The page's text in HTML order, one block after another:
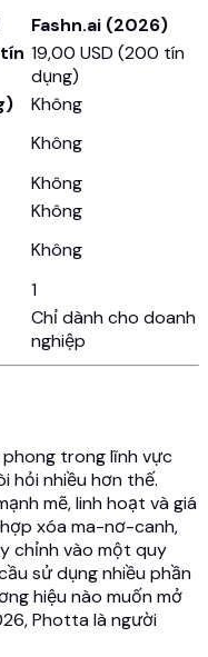
Fashn.ai (2026)
19,00 USD (200 tín
dụng)
Không
Không
Không
Không
Không
1
Chỉ dành cho doanh
nghiệp
trong lĩnh vực
hỏi nhiều hơn thế.
mẽ, linh hoạt và giá
xóa ma-nơ-canh,
chỉnh vào một quy
sử dụng nhiều phần
hiệu nào muốn mở
Photta là người